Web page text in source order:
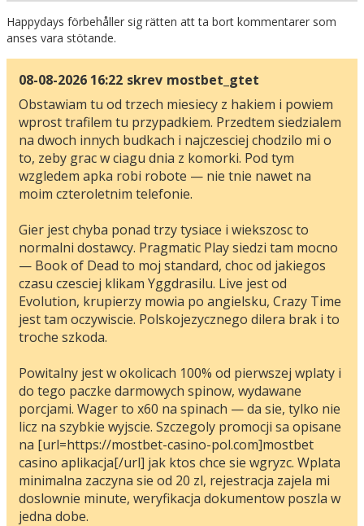
Happydays förbehåller sig rätten att ta bort kommentarer som
anses vara stötande.
08-08-2026 16:22 skrev mostbet_gtet
Obstawiam tu od trzech miesiecy z hakiem i powiem
wprost trafilem tu przypadkiem. Przedtem siedzialem
na dwoch innych budkach i najczesciej chodzilo mi o
to, zeby grac w ciagu dnia z komorki. Pod tym
wzgledem apka robi robote — nie tnie nawet na
moim czteroletnim telefonie.
Gier jest chyba ponad trzy tysiace i wiekszosc to
normalni dostawcy. Pragmatic Play siedzi tam mocno
— Book of Dead to moj standard, choc od jakiegos
czasu czesciej klikam Yggdrasilu. Live jest od
Evolution, krupierzy mowia po angielsku, Crazy Time
jest tam oczywiscie. Polskojezycznego dilera brak i to
troche szkoda.
Powitalny jest w okolicach 100% od pierwszej wplaty i
do tego paczke darmowych spinow, wydawane
porcjami. Wager to x60 na spinach — da sie, tylko nie
licz na szybkie wyjscie. Szczegoly promocji sa opisane
na [url=https://mostbet-casino-pol.com]mostbet
casino aplikacja[/url] jak ktos chce sie wgryzc. Wplata
minimalna zaczyna sie od 20 zl, rejestracja zajela mi
doslownie minute, weryfikacja dokumentow poszla w
jedna dobe.